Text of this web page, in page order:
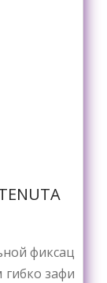
фиксац
зафи